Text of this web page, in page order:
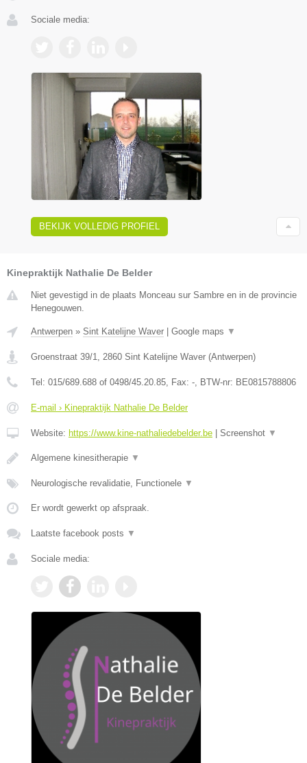
Sociale media:
BEKIJK VOLLEDIG PROFIEL
Kinepraktijk Nathalie De Belder
Niet gevestigd in de plaats Monceau sur Sambre en in de provincie
Henegouwen.
Antwerpen » Sint Katelijne Waver Google maps ▼
Groenstraat 39/1, 2860 Sint Katelijne Waver (Antwerpen)
Tel: 015/689.688 of 0498/45.20.85, Fax: -, BTW-nr: BE0815788806
E-mail › Kinepraktijk Nathalie De Belder
Website: https://www.kine-nathaliedebelder.be Screenshot ▼
Algemene kinesitherapie ▼
Neurologische revalidatie, Functionele ▼
Er wordt gewerkt op afspraak.
Laatste facebook posts ▼
Sociale media: